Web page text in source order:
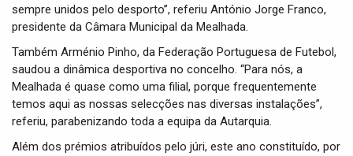
sempre unidos pelo desporto”, referiu António Jorge Franco,
presidente da Câmara Municipal da Mealhada.
Também Arménio Pinho, da Federação Portuguesa de Futebol,
saudou a dinâmica desportiva no concelho. “Para nós, a
Mealhada é quase como uma filial, porque frequentemente
temos aqui as nossas selecções nas diversas instalações”,
referiu, parabenizando toda a equipa da Autarquia.
Além dos prémios atribuídos pelo júri, este ano constituído, por